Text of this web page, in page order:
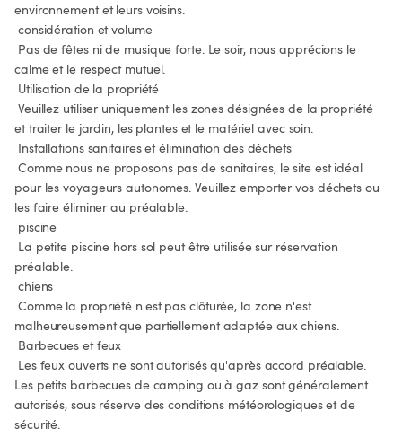
environnement et leurs voisins.
calme et le respect mutuel.
et traiter le jardin, les plantes et le matériel avec soin.
pour les voyageurs autonomes. Veuillez emporter vos déchets ou
les faire éliminer au préalable.
préalable.
malheureusement que partiellement adaptée aux chiens.
Les petits barbecues de camping ou à gaz sont généralement
autorisés, sous réserve des conditions météorologiques et de
sécurité.